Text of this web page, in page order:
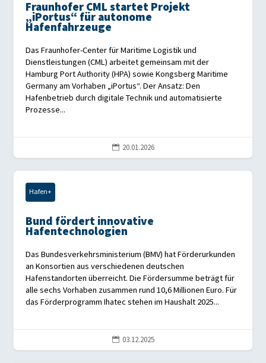
Fraunhofer CML startet Projekt
„iPortus“ für autonome
Hafenfahrzeuge
Das Fraunhofer-Center für Maritime Logistik und
Dienstleistungen (CML) arbeitet gemeinsam mit der
Hamburg Port Authority (HPA) sowie Kongsberg Maritime
Germany am Vorhaben „iPortus“. Der Ansatz: Den
Hafenbetrieb durch digitale Technik und automatisierte
Prozesse...
 20.01.2026
Hafen+
Bund fördert innovative
Hafentechnologien
Das Bundesverkehrsministerium (BMV) hat Förderurkunden
an Konsortien aus verschiedenen deutschen
Hafenstandorten überreicht. Die Fördersumme beträgt für
alle sechs Vorhaben zusammen rund 10,6 Millionen Euro. Für
das Förderprogramm Ihatec stehen im Haushalt 2025...
 03.12.2025